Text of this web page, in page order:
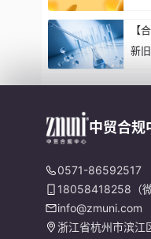
【
新
中贸合规
0571-86592517
18058418258（微
info@zmuni.com
浙江省杭州市滨江